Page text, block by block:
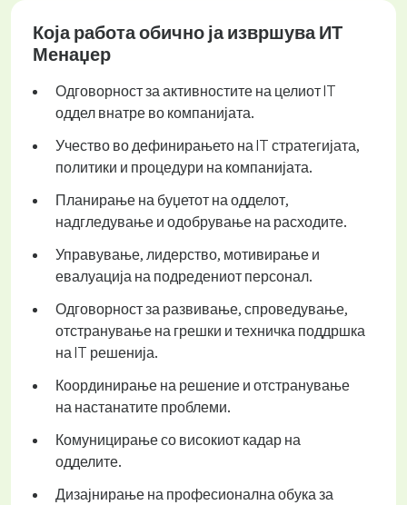
Која работа обично ја извршува ИТ
Менаџер
Одговорност за активностите на целиот IT
оддел внатре во компанијата.
Учество во дефинирањето на IT стратегијата,
политики и процедури на компанијата.
Планирање на буџетот на одделот,
надгледување и одобрување на расходите.
Управување, лидерство, мотивирање и
евалуација на подредениот персонал.
Одговорност за развивање, спроведување,
отстранување на грешки и техничка поддршка
на IT решенија.
Координирање на решение и отстранување
на настанатите проблеми.
Комуницирање со високиот кадар на
одделите.
Дизајнирање на професионална обука за